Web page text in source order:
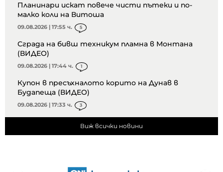
Планинари искат повече чисти пътеки и по-
малко коли на Витоша
09.08.2026 | 17:55 ч. 5
Сграда на бивш техникум пламна в Монтана
(ВИДЕО)
09.08.2026 | 17:44 ч. 1
Купон в пресъхналото корито на Дунав в
Будапеща (ВИДЕО)
09.08.2026 | 17:33 ч. 3
Виж всички новини